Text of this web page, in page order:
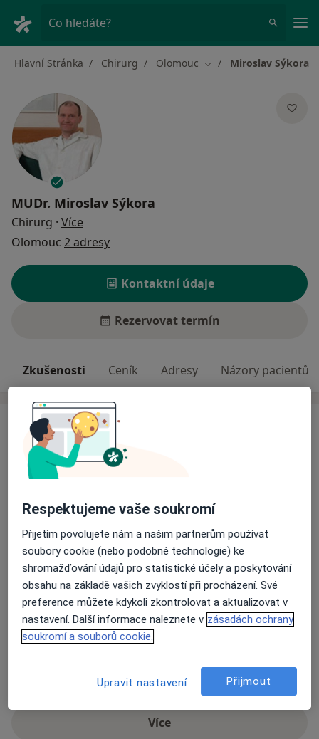
Co hledáte?
Hlavní Stránka Chirurg Olomouc Změna města
Miroslav Sýkora
MUDr. Miroslav Sýkora
Chirurg · Více
Olomouc 2 adresy
Kontaktní údaje
Rezervovat termín
Zkušenosti Ceník Adresy Názory pacientů
Zkušenosti
MUDR. MIROSLAV SÝKORA
Chirurg, specialista na cévní chirurgii
studium na lékařské fakultě university Palackého v
atestace z oboru všeobecné léka řství I.
atestace z oboru všeobecné chirurgie I.
nádstavbová atestace z cévní chirurgie
člen Agniologické společnosti
člen Flebiologické společnosti
člen Chirurgické společnosti
člen Spolku českých lékařů
VíceO mně
Odborník na:
Chirurgie
Cévní chirurgie
Víceo zkušenostech
Respektujeme vaše soukromí
Přijetím povolujete nám a našim partnerům používat
soubory cookie (nebo podobné technologie) ke
shromažďování údajů pro statistické účely a poskytování
obsahu na základě vašich zvyklostí při procházení. Své
preference můžete kdykoli zkontrolovat a aktualizovat v
nastavení. Další informace naleznete v zásadách ochrany
soukromí a souborů cookie.
Upravit nastavení Přijmout